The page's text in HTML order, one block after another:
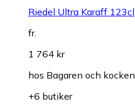
Riedel Ultra Karaff 123cl
fr.
1 764 kr
hos Bagaren och kocken
+6 butiker